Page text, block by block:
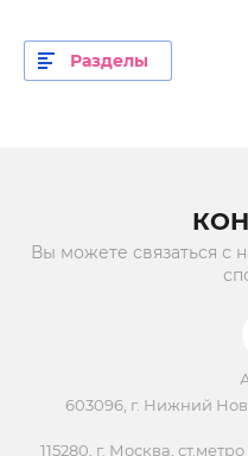
Разделы
Вы можете связаться
603096, г. Нижний
115280, ​​​​г. Москва,